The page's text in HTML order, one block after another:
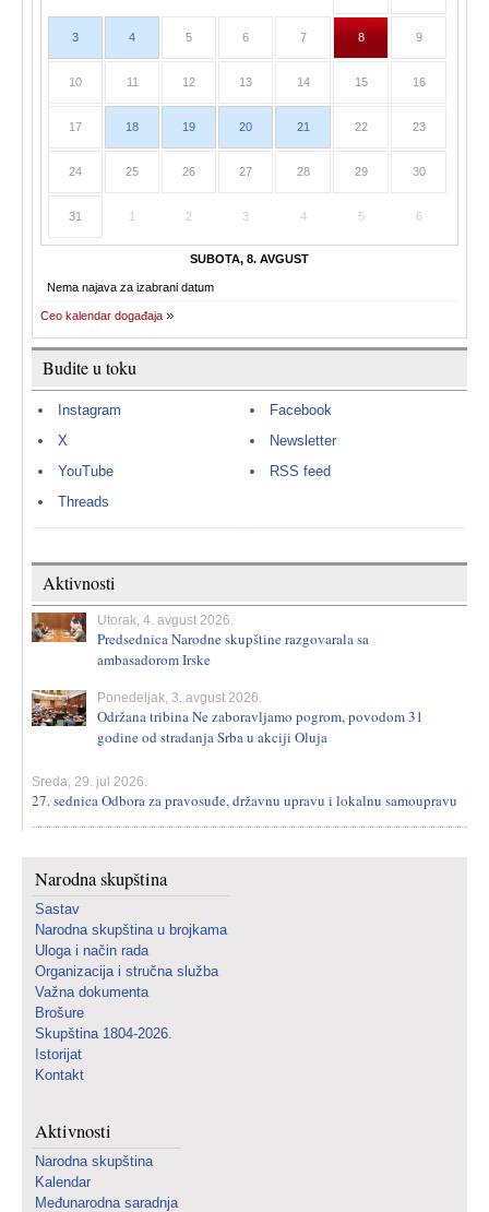
3 4 5 6 7 8 9
10 11 12 13 14 15 16
17 18 19 20 21 22 23
24 25 26 27 28 29 30
31 1 2 3 4 5 6
SUBOTA, 8. AVGUST
Nema najava za izabrani datum
Ceo kalendar događaja
Budite u toku
Instagram
X
YouTube
Threads
Facebook
Newsletter
RSS feed
Aktivnosti
Utorak, 4. avgust 2026.
Predsednica Narodne skupštine razgovarala sa
ambasadorom Irske
Ponedeljak, 3. avgust 2026.
Održana tribina Ne zaboravljamo pogrom, povodom 31
godine od stradanja Srba u akciji Oluja
Sreda, 29. jul 2026.
27. sednica Odbora za pravosuđe, državnu upravu i lokalnu samoupravu
Narodna skupština
Sastav
Narodna skupština u brojkama
Uloga i način rada
Organizacija i stručna služba
Važna dokumenta
Brošure
Skupština 1804-2026.
Istorijat
Kontakt
Aktivnosti
Narodna skupština
Kalendar
Međunarodna saradnja